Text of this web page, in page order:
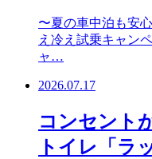
〜夏の車中泊も安
え冷え試乗キャン
ャ…
2026.07.17
コンセント
トイレ「ラ